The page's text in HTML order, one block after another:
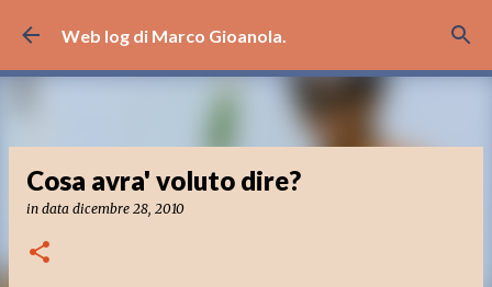
Passa ai contenuti principali
Web log di Marco Gioanola.
Cosa avra' voluto dire?
in data dicembre 28, 2010